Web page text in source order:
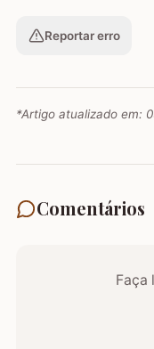
Reportar erro
*Artigo atualizado em:
Comentários
Faça